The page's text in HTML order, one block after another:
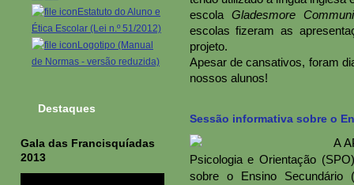
escola Gladesmore
escolas fizeram as
projeto.
Apesar de cansativos, foram
nossos alunos!
Sessão informativa sobre o
A
Psicologia e Orientação
sobre o Ensino Secundário
Estatuto do Aluno e
Ética Escolar (Lei n.º 51/2012)
Logotipo (Manual
de Normas - versão reduzida)
Destaques
Gala das Francisquíadas
2013